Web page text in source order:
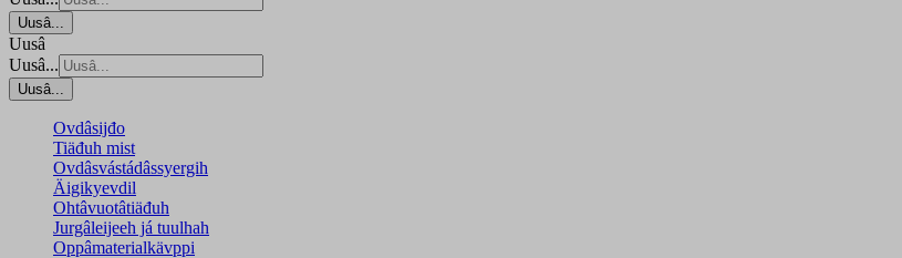
Uusâ...
Uusâ
Uusâ...
Uusâ...
Ovdâsijđo
Tiäđuh mist
Ovdâsvástádâssyergih
Äigikyevdil
Ohtâvuotâtiäđuh
Jurgâleijeeh já tuulhah
Oppâmaterialkävppi